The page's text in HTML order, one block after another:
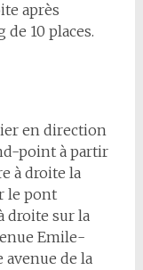
après
10 places.
en direction
point à partir
à droite la
le pont
droite sur la
Emile-
avenue de la